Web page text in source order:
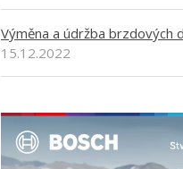
Výměna a údržba brzdových
15.12.2022